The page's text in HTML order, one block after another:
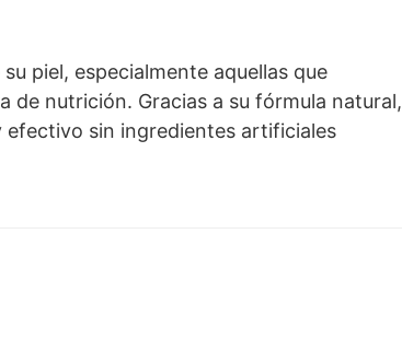
piel, especialmente aquellas que
de nutrición. Gracias a su fórmula natural,
sin ingredientes artificiales